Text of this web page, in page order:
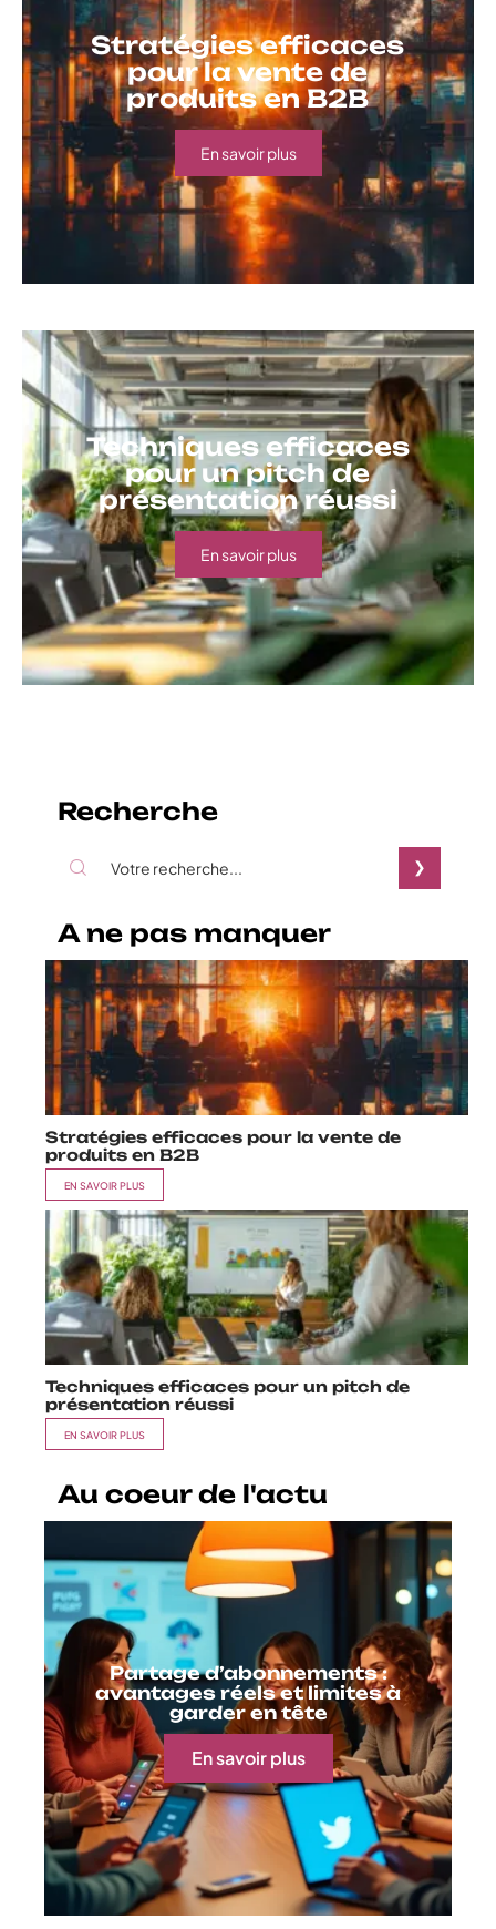
Stratégies efficaces
pour la vente de
produits en B2B
En savoir plus
Techniques efficaces
pour un pitch de
présentation réussi
En savoir plus
Recherche
A ne pas manquer
Stratégies efficaces pour la vente de
produits en B2B
EN SAVOIR PLUS
Techniques efficaces pour un pitch de
présentation réussi
EN SAVOIR PLUS
Au coeur de l'actu
Partage d’abonnements :
avantages réels et limites à
garder en tête
En savoir plus